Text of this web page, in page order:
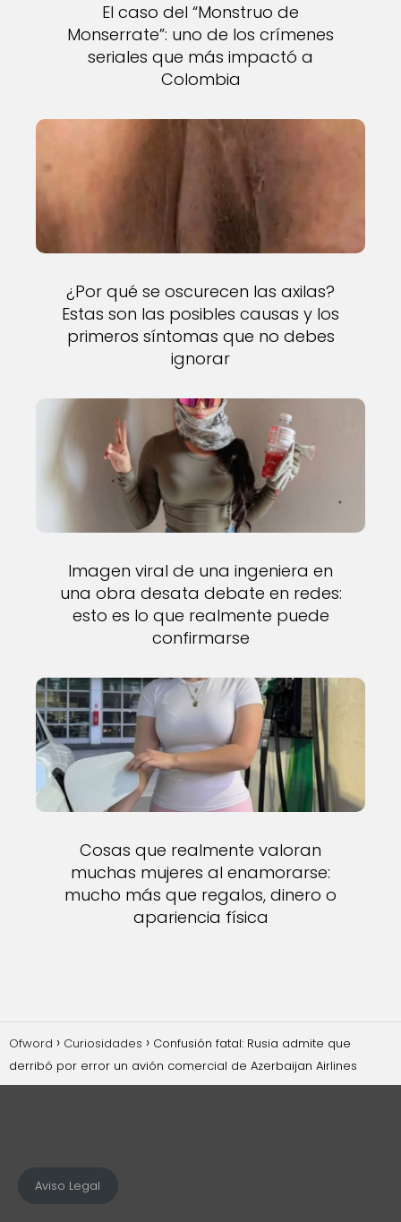
El caso del “Monstruo de
Monserrate”: uno de los crímenes
seriales que más impactó a
Colombia
¿Por qué se oscurecen las axilas?
Estas son las posibles causas y los
primeros síntomas que no debes
ignorar
Imagen viral de una ingeniera en
una obra desata debate en redes:
esto es lo que realmente puede
confirmarse
Cosas que realmente valoran
muchas mujeres al enamorarse:
mucho más que regalos, dinero o
apariencia física
Ofword Curiosidades
Confusión fatal: Rusia admite que
derribó por error un avión comercial de Azerbaijan Airlines
Aviso Legal